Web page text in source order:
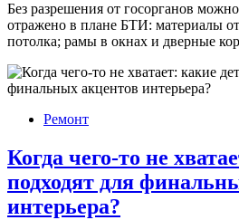
Без разрешения от госорганов
отражено в плане БТИ: материалы
потолка; рамы в окнах и дверные
Ремонт
Когда чего-то не
подходят для
интерьера?